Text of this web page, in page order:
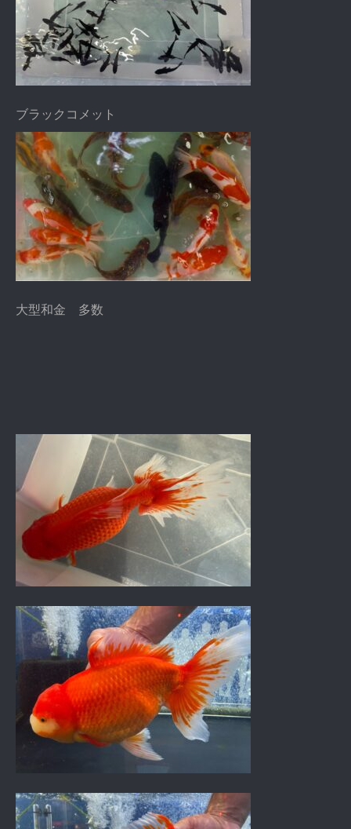
ブラックコメット
大型和金 多数